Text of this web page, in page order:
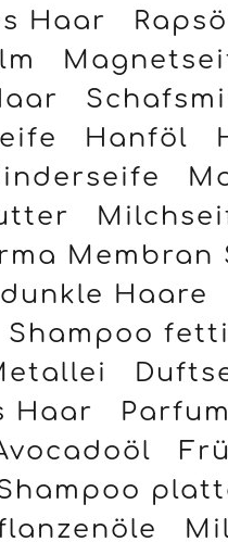
Haar
Hanföl
Haare
Shampoo
Haar Parfum